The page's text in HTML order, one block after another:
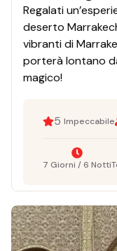
Regalati
deserto
vibranti di
porterà lontano
magico!
5 Impeccabile
7 Giorni / 6 Notti